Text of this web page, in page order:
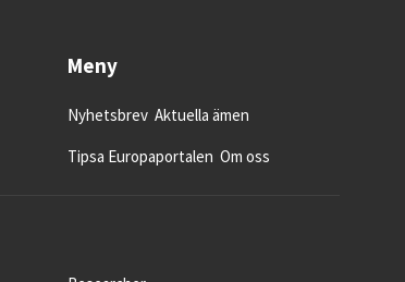
Meny
Nyhetsbrev Aktuella ämen
Tipsa Europaportalen Om oss